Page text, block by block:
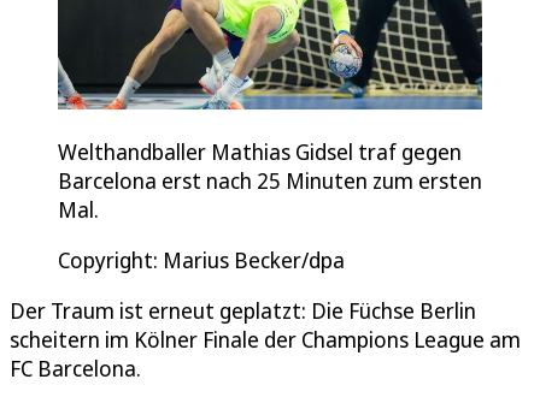
Welthandballer Mathias Gidsel traf gegen
Barcelona erst nach 25 Minuten zum ersten
Mal.
Copyright: Marius Becker/dpa
Der Traum ist erneut geplatzt: Die Füchse Berlin
scheitern im Kölner Finale der Champions League am
FC Barcelona.